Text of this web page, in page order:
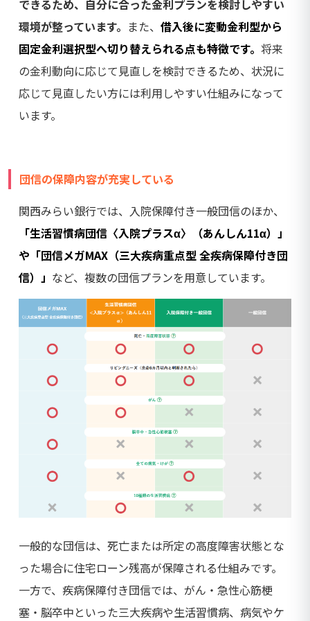
できるため、自分に合った金利プランを検討しやすい
環境が整っています。 また、 借入後に変動金利型から
固定金利選択型へ切り替えられる点も特徴です。 将来
の金利動向に応じて見直しを検討できるため、状況に
応じて見直したい方には利用しやすい仕組みになって
います。
団信の保障内容が充実している
関西みらい銀行では、入院保障付き一般団信のほか、
「生活習慣病団信〈入院プラスα〉（あんしん11α）」
や「団信メガMAX（三大疾病重点型 全疾病保障付き団
信）」 など、複数の団信プランを用意しています。
一般的な団信は、死亡または所定の高度障害状態とな
った場合に住宅ローン残高が保障される仕組みです。
一方で、疾病保障付き団信では、がん・急性心筋梗
塞・脳卒中といった三大疾病や生活習慣病、病気やケ